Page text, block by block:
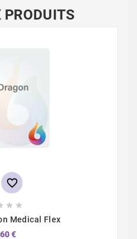

 
Medical Flex
€